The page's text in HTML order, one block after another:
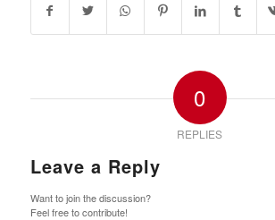
0
REPLIES
Leave a Reply
Want to join the discussion?
Feel free to contribute!